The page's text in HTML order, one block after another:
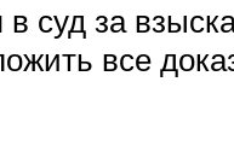
суд за
все